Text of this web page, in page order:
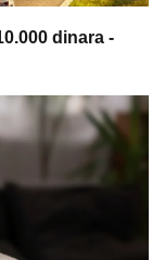
dinara -